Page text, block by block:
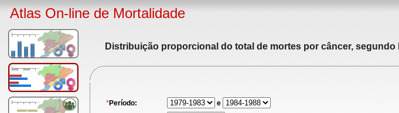
Atlas On-line de Mortalidade
Distribuição proporcional do total de mortes por câncer,
*Período:
e